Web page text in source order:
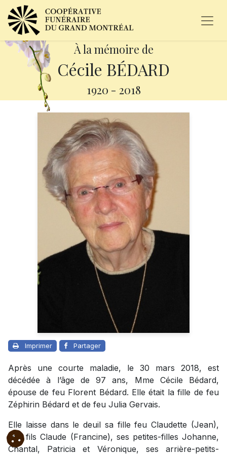
À la mémoire de
Cécile BÉDARD
1920 - 2018
Imprimer Partager
Après une courte maladie, le 30 mars 2018, est
décédée à l’âge de 97 ans, Mme Cécile Bédard,
épouse de feu Florent Bédard. Elle était la fille de feu
Zéphirin Bédard et de feu Julia Gervais.
Elle laisse dans le deuil sa fille feu Claudette (Jean),
son fils Claude (Francine), ses petites-filles Johanne,
Chantal, Patricia et Véronique, ses arrière-petits-